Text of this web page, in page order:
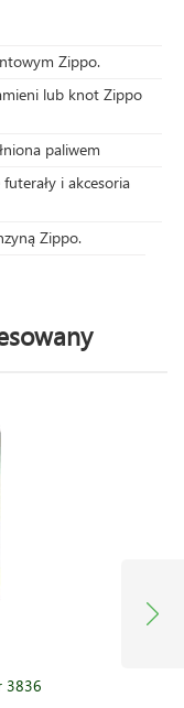
Zippo.
lub knot Zippo
paliwem
i akcesoria
Zippo.
3836